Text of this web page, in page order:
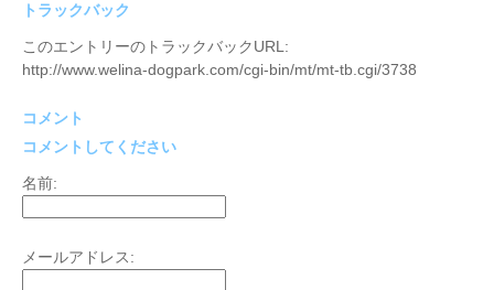
トラックバック
このエントリーのトラックバックURL:
http://www.welina-dogpark.com/cgi-bin/mt/mt-tb.cgi/3738
コメント
コメントしてください
名前:
メールアドレス: